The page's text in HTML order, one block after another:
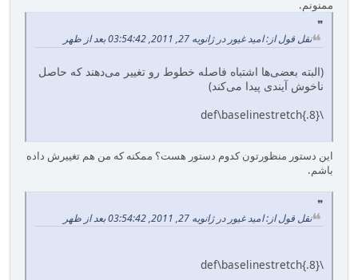
ممنونم.
نقل قول از: امید غیور در ژانویه 27, 2011, 03:54:42 بعد از ظهر
(البته بعضی‌ها اشتباه فاصله خطوط رو تغییر می‌دهند که حاصل
نا‌خوش آیندی پیدا می‌کند)
\def\baselinestretch{.8}
این دستور منظورتون کدوم دستور هست؟ ممکنه که من هم تغییرش داده
باشم.
نقل قول از: امید غیور در ژانویه 27, 2011, 03:54:42 بعد از ظهر
\def\baselinestretch{.8}